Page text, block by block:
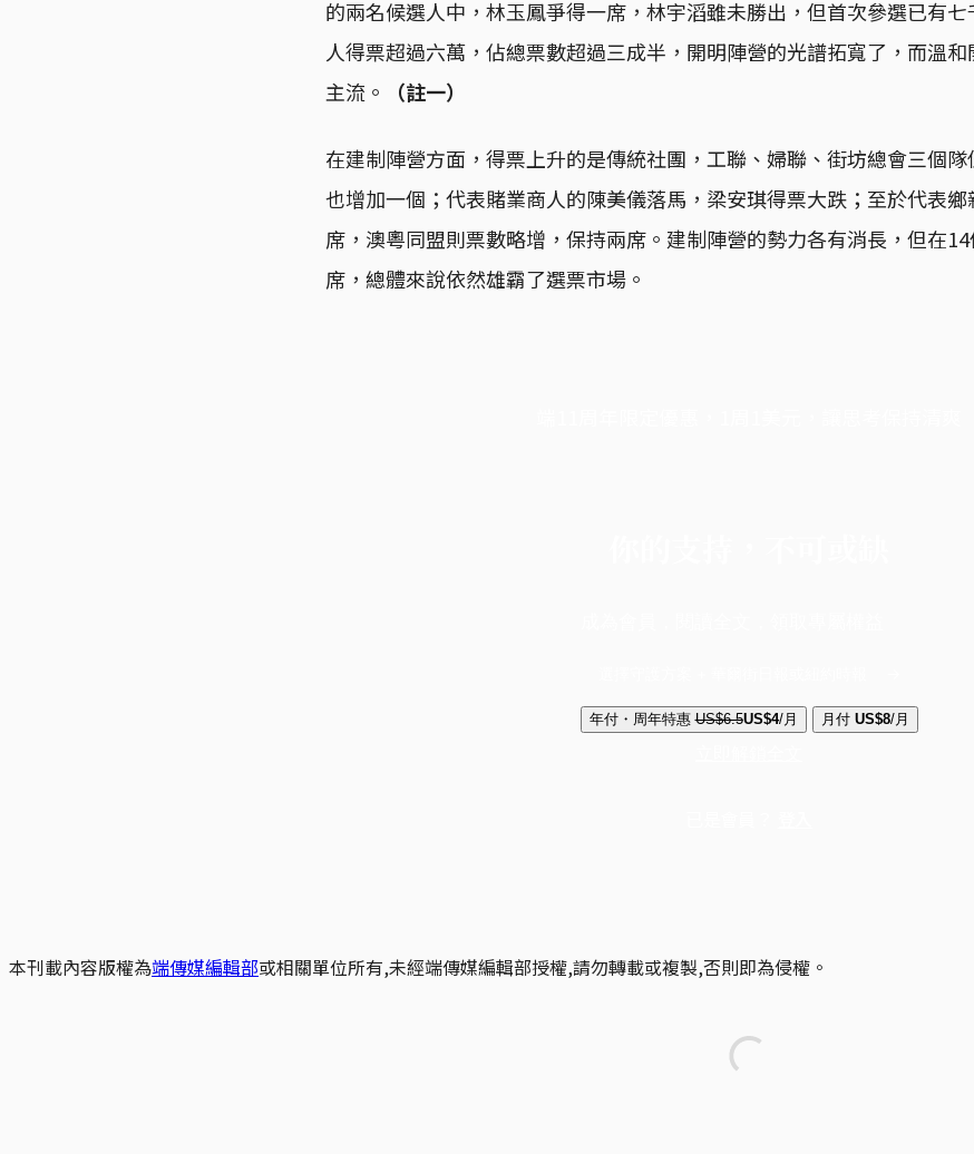
的兩名候選人中，林玉鳳爭得一席，林宇滔雖未勝出，但首次參選已有
人得票超過六萬，佔總票數超過三成半，開明陣營的光譜拓寬了，而溫
主流。
（註一）
在建制陣營方面，得票上升的是傳統社團，工聯、婦聯、街坊總會三個
也增加一個；代表賭業商人的陳美儀落馬，梁安琪得票大跌；至於代表
席，澳粵同盟則票數略增，保持兩席。建制陣營的勢力各有消長，但在
席，總體來說依然雄霸了選票市場。
年付・周年特惠 US$6.5US$4/月 月付 US$8/月
本刊載內容版權為端傳媒編輯部或相關單位所有,未經端傳媒編輯部授權,請勿轉載或複製,否則即為侵權。